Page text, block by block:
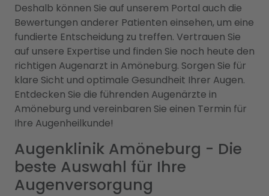
Deshalb können Sie auf unserem Portal auch die
Bewertungen anderer Patienten einsehen, um eine
fundierte Entscheidung zu treffen. Vertrauen Sie
auf unsere Expertise und finden Sie noch heute den
richtigen Augenarzt in Amöneburg. Sorgen Sie für
klare Sicht und optimale Gesundheit Ihrer Augen.
Entdecken Sie die führenden Augenärzte in
Amöneburg und vereinbaren Sie einen Termin für
Ihre Augenheilkunde!
Augenklinik Amöneburg - Die
beste Auswahl für Ihre
Augenversorgung